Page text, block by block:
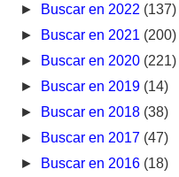
► Buscar en 2022 (137)
► Buscar en 2021 (200)
► Buscar en 2020 (221)
► Buscar en 2019 (14)
► Buscar en 2018 (38)
► Buscar en 2017 (47)
► Buscar en 2016 (18)